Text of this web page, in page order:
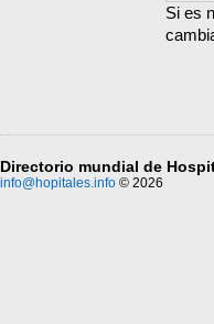
Si es
Directorio mundial de
info@hopitales.info © 2026